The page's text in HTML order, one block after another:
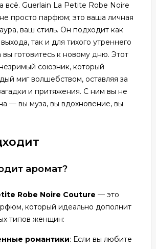
всё. Guerlain La Petite Robe Noire
просто парфюм; это ваша личная
ваш стиль. Он подходит как
так и для тихого утреннего
вы готовитесь к новому дню. Этот
союзник, который
миг волшебством, оставляя за
и притяжения. С ним вы не
— вы муза, вы вдохновение, вы
аромат?
Robe Noire Couture — это
который идеально дополнит
типов женщин:
романтики: Если вы любите